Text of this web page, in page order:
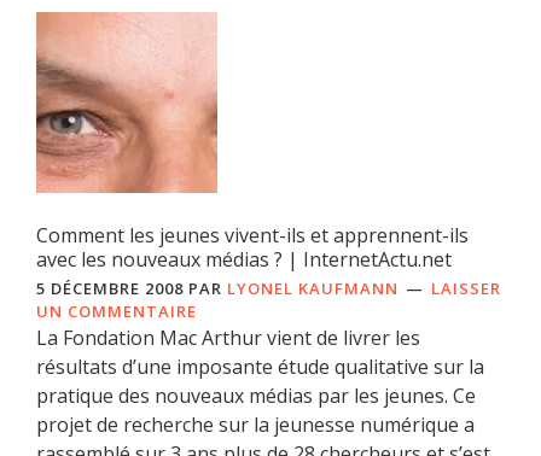
Comment les jeunes vivent-ils et apprennent-ils
avec les nouveaux médias ? | InternetActu.net
5 DÉCEMBRE 2008 PAR LYONEL KAUFMANN
LAISSER
UN COMMENTAIRE
La Fondation Mac Arthur vient de livrer les
résultats d’une imposante étude qualitative sur la
pratique des nouveaux médias par les jeunes. Ce
projet de recherche sur la jeunesse numérique a